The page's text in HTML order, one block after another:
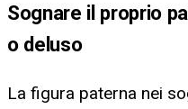
Sognare il proprio
o deluso
La figura paterna nei